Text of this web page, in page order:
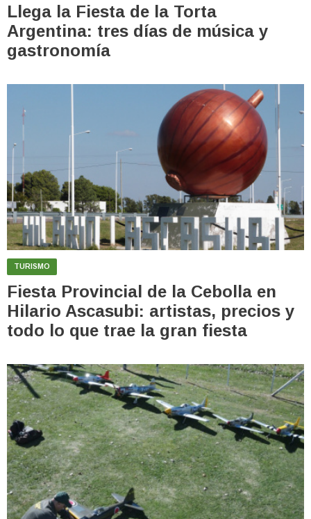
Llega la Fiesta de la Torta
Argentina: tres días de música y
gastronomía
TURISMO
Fiesta Provincial de la Cebolla en
Hilario Ascasubi: artistas, precios y
todo lo que trae la gran fiesta